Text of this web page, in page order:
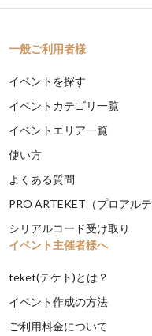
一般ご利用者様
イベントを探す
イベントカテゴリ一覧
イベントエリア一覧
使い方
よくある質問
PRO ARTEKET（プロアルテ
シリアルコード受け取り
イベント主催者様へ
teket(テケト)とは？
イベント作成の方法
ご利用料金について